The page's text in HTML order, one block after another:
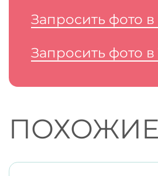
Запросить фото в
Запросить фото